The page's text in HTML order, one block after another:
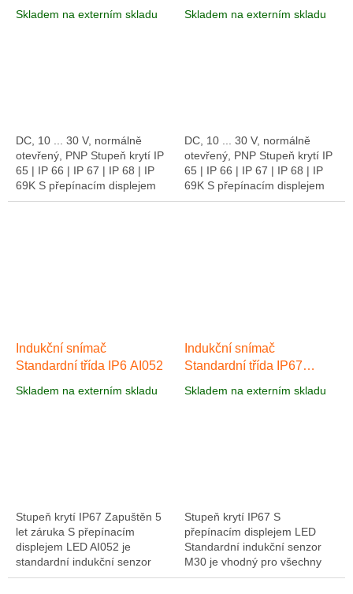
Skladem na externím skladu
DC, 10 ... 30 V, normálně
otevřený, PNP Stupeň krytí IP
65 | IP 66 | IP 67 | IP 68 | IP
69K S přepínacím displejem
LED AI046 je indukční snímač
Skladem na externím skladu
DC, 10 ... 30 V, normálně
otevřený, PNP Stupeň krytí IP
65 | IP 66 | IP 67 | IP 68 | IP
69K S přepínacím displejem
LED Indukční snímač AI047
Indukční snímač
Standardní třída IP6 AI052
Skladem na externím skladu
Stupeň krytí IP67 Zapuštěn 5
let záruka S přepínacím
displejem LED AI052 je
standardní indukční senzor
M8 vhodný pro použití ve
Indukční snímač
Standardní třída IP67
Skladem na externím skladu
Stupeň krytí IP67 S
přepínacím displejem LED
Standardní indukční senzor
M30 je vhodný pro všechny
standardní aplikace bez